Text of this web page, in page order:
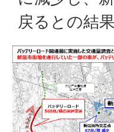
戻るとの結